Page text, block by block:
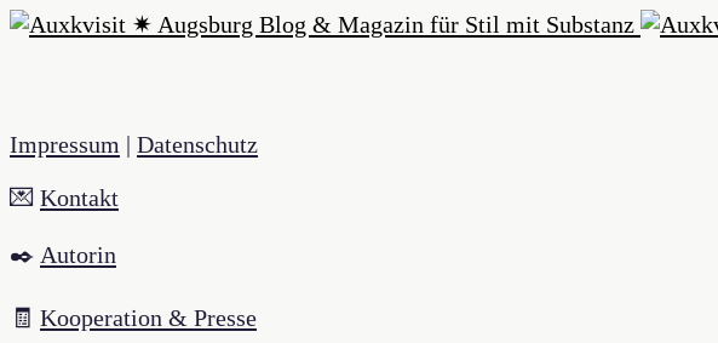
Impressum | Datenschutz
💌 Kontakt
✒️ Autorin
🧾 Kooperation & Presse